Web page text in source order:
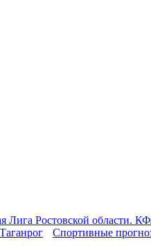
Лига Ростовской области.
Спортивные